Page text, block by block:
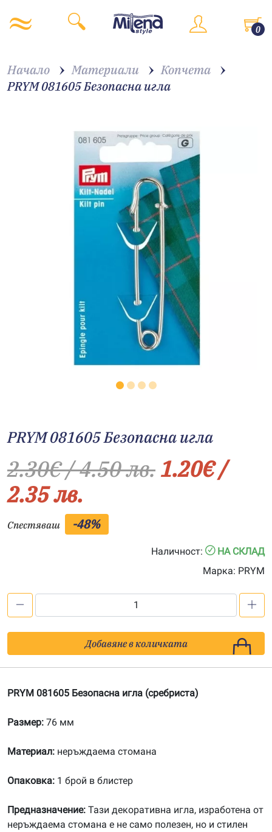
0
Начало Материали
Копчета
PRYM 081605 Безопасна игла
PRYM 081605 Безопасна игла
2.30€/ 4.50 лв.1.20€/
2.35 лв.
Спестяваш -48%
Наличност:
НА СКЛАД
Марка: PRYM
081605
Безопасна
Добавяне в количката
PRYM 081605 Безопаснa иглa (сребриста)
Размер: 76 мм
Материал: неръждаема стомана
Опаковка: 1 брой в блистер
Предназначение: Тази декоративна игла, изработена от
неръждаема стомана е не само полезен, но и стилен